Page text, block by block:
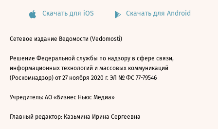
Скачать для iOS Скачать для Android
Сетевое издание Ведомости (Vedomosti)
Решение Федеральной службы по надзору в сфере связи,
информационных технологий и массовых коммуникаций
(Роскомнадзор) от 27 ноября 2020 г. ЭЛ № ФС 77-79546
Учредитель: АО «Бизнес Ньюс Медиа»
Главный редактор: Казьмина Ирина Сергеевна